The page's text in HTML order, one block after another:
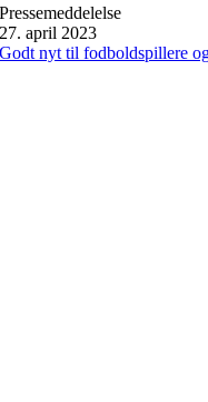
Pressemeddelelse
27. april 2023
Godt nyt til fodboldspillere